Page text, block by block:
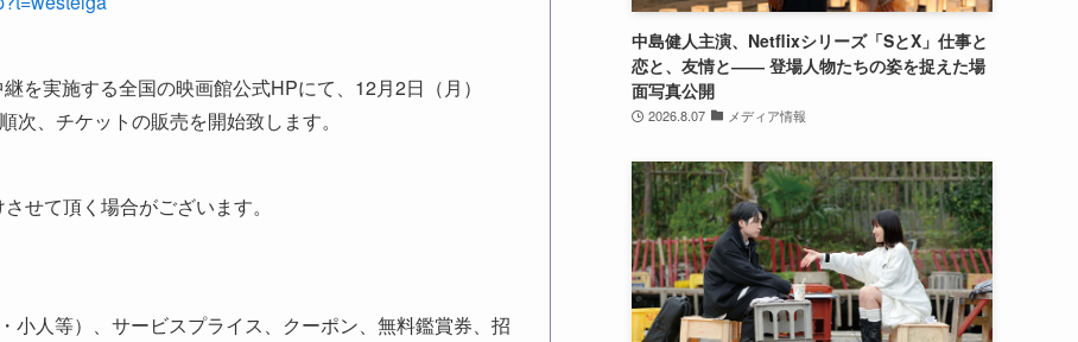
を実施する全国の映画館公式HPにて、12月2日（月）
、チケットの販売を開始致します。
せて頂く場合がございます。
小人等）、サービスプライス、クーポン、無料鑑賞券、招
中島健人主演、Netflixシリーズ「SとX」仕事と
恋と、友情と―― 登場人物たちの姿を捉えた場
面写真公開
2026.8.07 メディア情報